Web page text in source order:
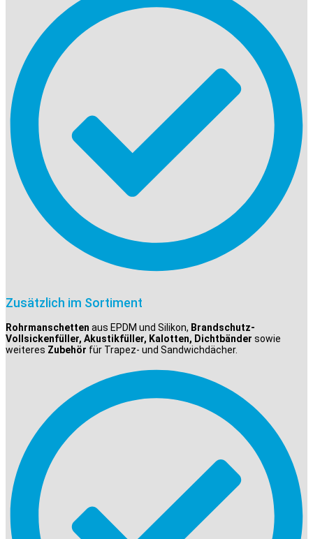
Zusätzlich im Sortiment
Rohrmanschetten aus EPDM und Silikon, Brandschutz-
Vollsickenfüller, Akustikfüller, Kalotten, Dichtbänder sowie
weiteres Zubehör für Trapez- und Sandwichdächer.